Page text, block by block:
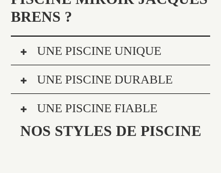
BRENS ?
UNE PISCINE UNIQUE
UNE PISCINE DURABLE
UNE PISCINE FIABLE
NOS STYLES DE PISCINE